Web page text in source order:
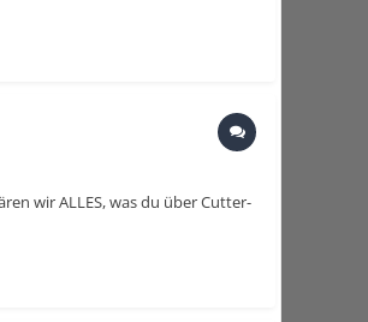
wir ALLES, was du über Cutter-